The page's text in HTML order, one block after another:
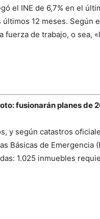
el INE de 6,7% en el
12 meses. Según
de trabajo, o sea,
fusionarán planes de
y según catastros
Básicas de Emergencia
1.025 inmuebles